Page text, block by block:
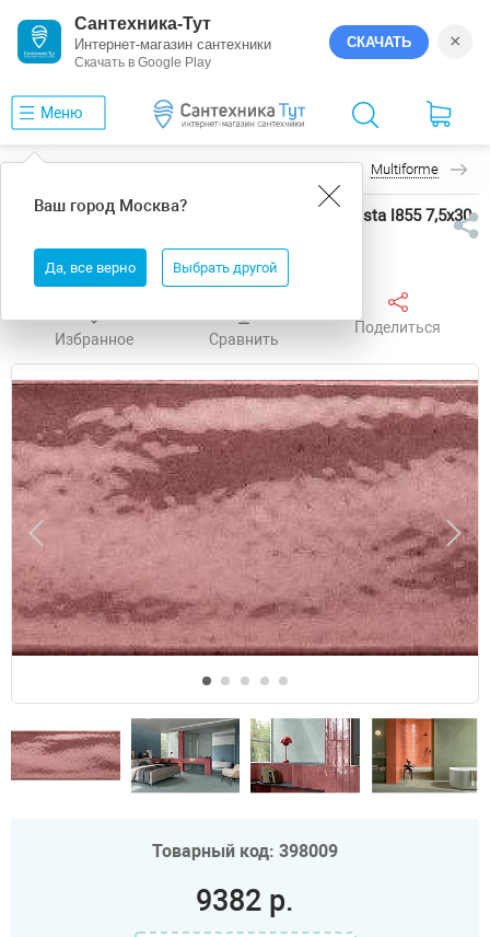
Сантехника-Тут
Интернет-магазин сантехники
Скачать в Google Play
СКАЧАТЬ ×
Меню
Ваш город Москва?
Да, все верно Выбрать другой
Multiforme
Керамогранит Marca Corona Multiforme Ametista l855 7,5x30
Избранное Сравнить
Поделиться
Товарный код: 398009
9382 р.